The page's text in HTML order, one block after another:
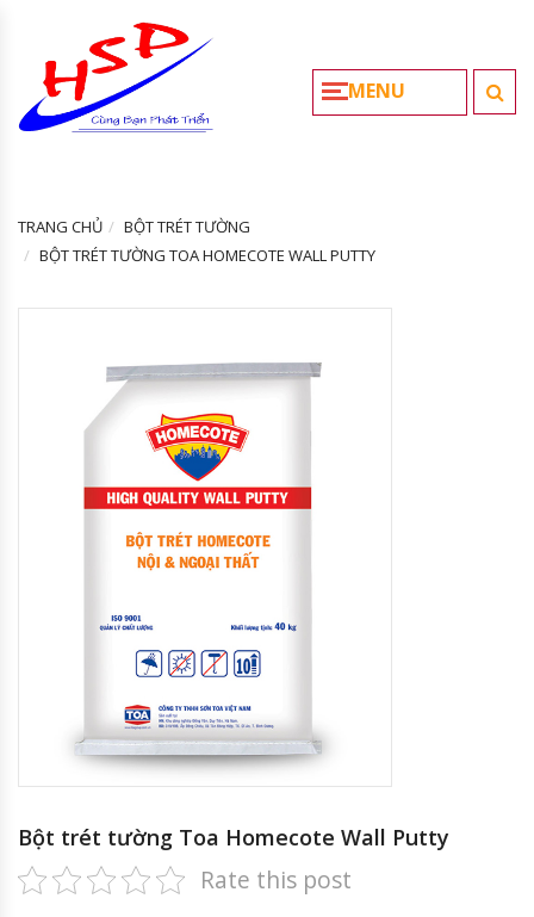
MENU
TRANG CHỦ
BỘT TRÉT TƯỜNG
BỘT TRÉT TƯỜNG TOA HOMECOTE WALL PUTTY
Bột trét tường Toa Homecote Wall Putty
Rate this post